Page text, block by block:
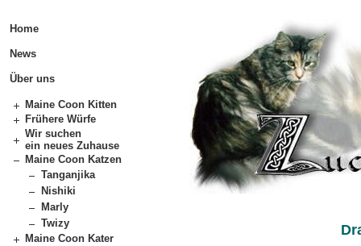
Home
News
Über uns
Maine Coon Kitten
Frühere Würfe
Wir suchen
ein neues Zuhause
Maine Coon Katzen
Tanganjika
Nishiki
Marly
Twizy
Maine Coon Kater